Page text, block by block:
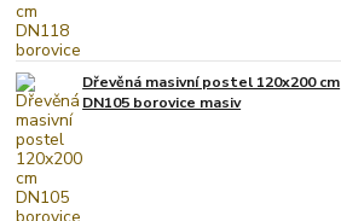
Dřevěná masivní postel 120x200 cm
DN105 borovice masiv